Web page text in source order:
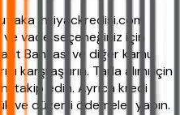
ihtiyackredisi.com
ve vade seçeneğiniz için
Bankası ve diğer kamu
karşılaştırın. Tarla alımı için
takip edin. Ayrıca kredi
ve düzenli ödemeler yapın.